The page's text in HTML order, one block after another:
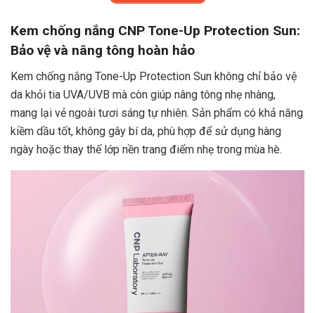
Kem chống nắng CNP Tone-Up Protection Sun:
Bảo vệ và nâng tông hoàn hảo
Kem chống nắng Tone-Up Protection Sun không chỉ bảo vệ
da khỏi tia UVA/UVB mà còn giúp nâng tông nhẹ nhàng,
mang lại vẻ ngoài tươi sáng tự nhiên. Sản phẩm có khả năng
kiềm dầu tốt, không gây bí da, phù hợp để sử dụng hàng
ngày hoặc thay thế lớp nền trang điểm nhẹ trong mùa hè.